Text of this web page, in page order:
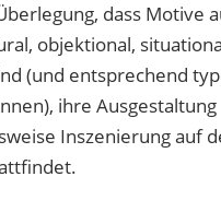
dass Motive
objektional,
(und entsprechend
ihre Ausgestaltung
Inszenierung auf